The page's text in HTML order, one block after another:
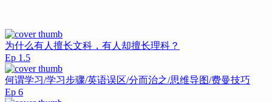
为什么有人擅长文科，有人却擅长理科？
Ep 1.5
何谓学习/学习步骤/英语误区/分而治之/思维导图/费曼技巧
Ep 6